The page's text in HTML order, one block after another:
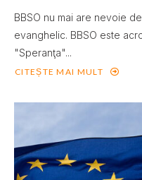
BBSO nu mai are nevoie
evanghelic. BBSO este
"Speranţa"...
CITEȘTE MAI MULT